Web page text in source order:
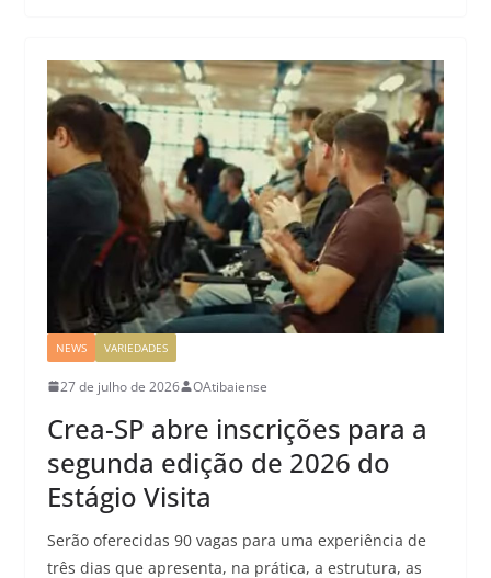
NEWS VARIEDADES
27 de julho de 2026 OAtibaiense
Crea-SP abre inscrições para a
segunda edição de 2026 do
Estágio Visita
Serão oferecidas 90 vagas para uma experiência de
três dias que apresenta, na prática, a estrutura, as